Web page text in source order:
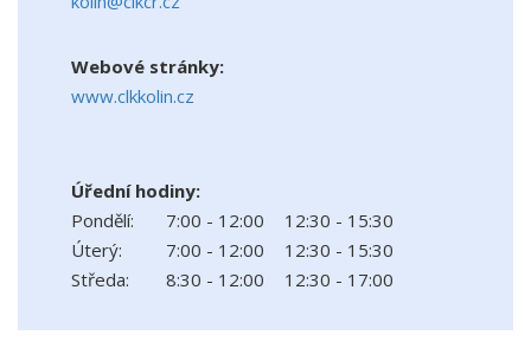
Webové stránky:
www.clkkolin.cz
Úřední hodiny:
Pondělí:
7:00 - 12:00
12:30 - 15:30
Úterý:
7:00 - 12:00
12:30 - 15:30
Středa:
8:30 - 12:00 12:30 - 17:00